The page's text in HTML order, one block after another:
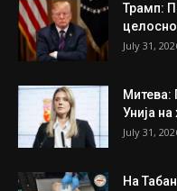
Трамп:
July 31,
Митева:
Унија
July 31,
На